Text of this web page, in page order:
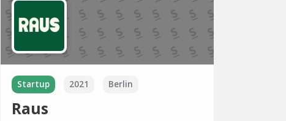
Startup 2021 Berlin
Raus